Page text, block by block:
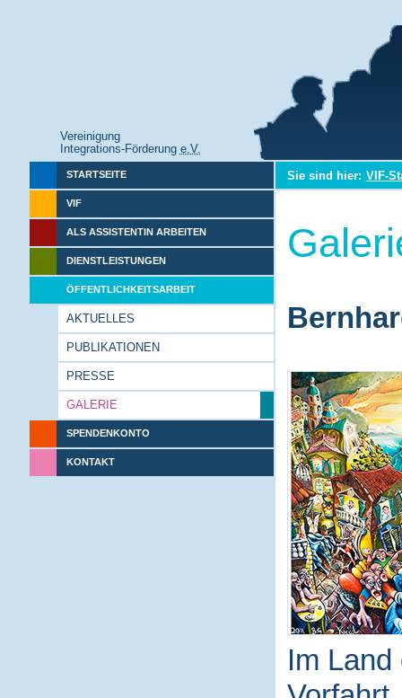
Vereinigung
Integrations-Förderung e.V.
STARTSEITE
VIF
ALS ASSISTENTIN ARBEITEN
DIENSTLEISTUNGEN
ÖFFENTLICHKEITSARBEIT
AKTUELLES
PUBLIKATIONEN
PRESSE
GALERIE
SPENDENKONTO
KONTAKT
Sie sind hier: VIF-
Im